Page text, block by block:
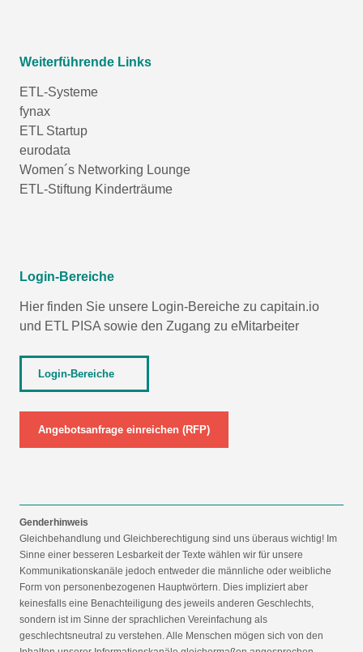
Weiterführende Links
ETL-Systeme
fynax
ETL Startup
eurodata
Women´s Networking Lounge
ETL-Stiftung Kinderträume
Login-Bereiche
Hier finden Sie unsere Login-Bereiche zu capitain.io
und ETL PISA sowie den Zugang zu eMitarbeiter
Login-Bereiche
Angebotsanfrage einreichen (RFP)
Genderhinweis
Gleichbehandlung und Gleichberechtigung sind uns überaus wichtig! Im
Sinne einer besseren Lesbarkeit der Texte wählen wir für unsere
Kommunikationskanäle jedoch entweder die männliche oder weibliche
Form von personenbezogenen Hauptwörtern. Dies impliziert aber
keinesfalls eine Benachteiligung des jeweils anderen Geschlechts,
sondern ist im Sinne der sprachlichen Vereinfachung als
geschlechtsneutral zu verstehen. Alle Menschen mögen sich von den